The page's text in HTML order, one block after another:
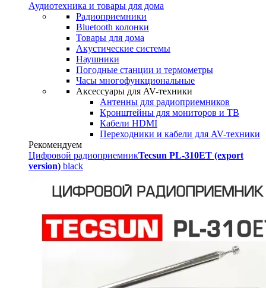
Аудиотехника и товары для дома
Радиоприемники
Bluetooth колонки
Товары для дома
Акустические системы
Наушники
Погодные станции и термометры
Часы многофункциональные
Аксессуары для AV-техники
Антенны для радиоприемников
Кронштейны для мониторов и ТВ
Кабели HDMI
Переходники и кабели для AV-техники
Рекомендуем
Цифровой радиоприемникTecsun PL-310ET (export
version) black